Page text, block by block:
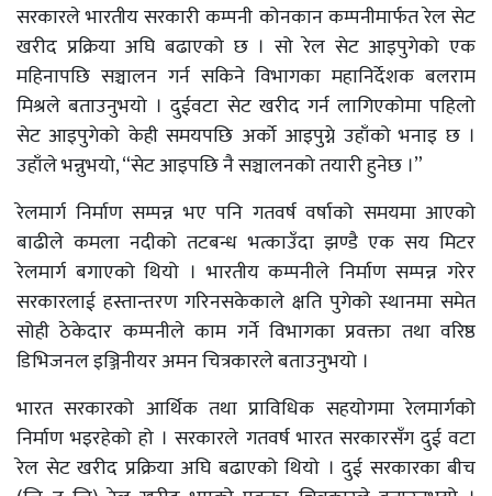
सरकारले भारतीय सरकारी कम्पनी कोनकान कम्पनीमार्फत रेल सेट
खरीद प्रक्रिया अघि बढाएको छ । सो रेल सेट आइपुगेको एक
महिनापछि सञ्चालन गर्न सकिने विभागका महानिर्देशक बलराम
मिश्रले बताउनुभयो । दुईवटा सेट खरीद गर्न लागिएकोमा पहिलो
सेट आइपुगेको केही समयपछि अर्काे आइपुग्ने उहाँको भनाइ छ ।
उहाँले भन्नुभयो, “सेट आइपछि नै सञ्चालनको तयारी हुनेछ ।”
रेलमार्ग निर्माण सम्पन्न भए पनि गतवर्ष वर्षाको समयमा आएको
बाढीले कमला नदीको तटबन्ध भत्काउँदा झण्डै एक सय मिटर
रेलमार्ग बगाएको थियो । भारतीय कम्पनीले निर्माण सम्पन्न गरेर
सरकारलाई हस्तान्तरण गरिनसकेकाले क्षति पुगेको स्थानमा समेत
सोही ठेकेदार कम्पनीले काम गर्ने विभागका प्रवक्ता तथा वरिष्ठ
डिभिजनल इञ्जिनीयर अमन चित्रकारले बताउनुभयो ।
भारत सरकारको आर्थिक तथा प्राविधिक सहयोगमा रेलमार्गको
निर्माण भइरहेको हो । सरकारले गतवर्ष भारत सरकारसँग दुई वटा
रेल सेट खरीद प्रक्रिया अघि बढाएको थियो । दुई सरकारका बीच